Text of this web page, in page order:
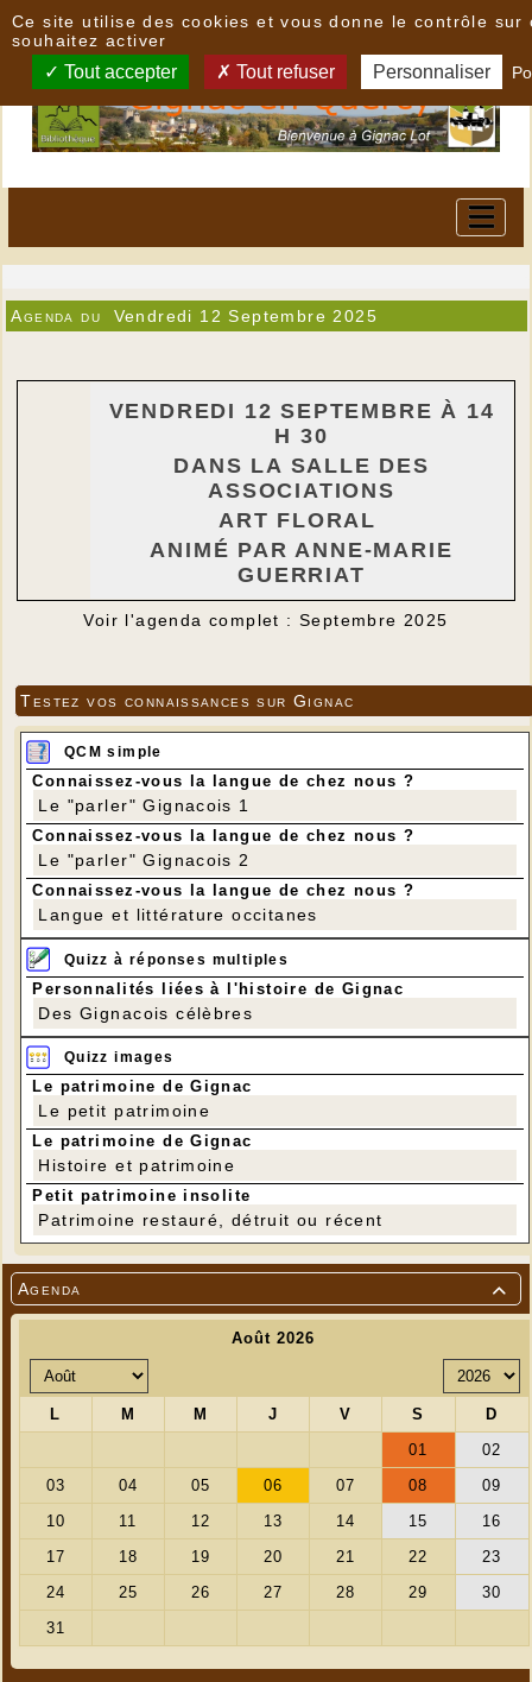

Agenda
Agenda du Vendredi 12 Septembre 2025
VENDREDI 12 SEPTEMBRE À 14
H 30
DANS LA SALLE DES
ASSOCIATIONS
ART FLORAL
ANIMÉ PAR ANNE-MARIE
GUERRIAT
Voir l'agenda complet : Septembre 2025
Testez vos connaissances sur Gignac
QCM simple
Connaissez-vous la langue de chez nous ?
Le "parler" Gignacois 1
Connaissez-vous la langue de chez nous ?
Le "parler" Gignacois 2
Connaissez-vous la langue de chez nous ?
Langue et littérature occitanes
Quizz à réponses multiples
Personnalités liées à l'histoire de Gignac
Des Gignacois célèbres
Quizz images
Le patrimoine de Gignac
Le petit patrimoine
Le patrimoine de Gignac
Histoire et patrimoine
Petit patrimoine insolite
Patrimoine restauré, détruit ou récent
Ce site utilise des cookies et vous donne le contrôle sur
souhaitez activer
Tout accepter Tout refuser Personnaliser